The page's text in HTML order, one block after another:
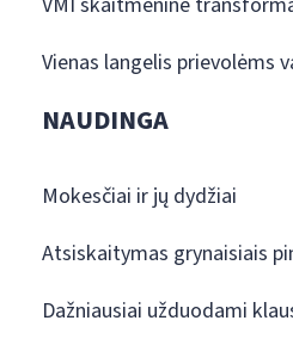
Vienas langelis prievolėms
NAUDINGA
Mokesčiai ir jų dydžiai
Atsiskaitymas grynaisiais
Dažniausiai užduodami